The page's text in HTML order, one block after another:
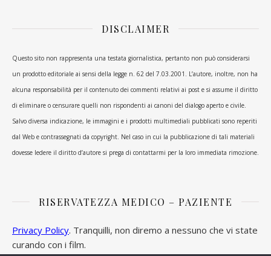
DISCLAIMER
Questo sito non rappresenta una testata giornalistica, pertanto non può considerarsi
un prodotto editoriale ai sensi della legge n. 62 del 7.03.2001. L’autore, inoltre, non ha
alcuna responsabilità per il contenuto dei commenti relativi ai post e si assume il diritto
di eliminare o censurare quelli non rispondenti ai canoni del dialogo aperto e civile.
Salvo diversa indicazione, le immagini e i prodotti multimediali pubblicati sono reperiti
dal Web e contrassegnati da copyright. Nel caso in cui la pubblicazione di tali materiali
dovesse ledere il diritto d’autore si prega di contattarmi per la loro immediata rimozione.
RISERVATEZZA MEDICO – PAZIENTE
Privacy Policy. Tranquilli, non diremo a nessuno che vi state
curando con i film.